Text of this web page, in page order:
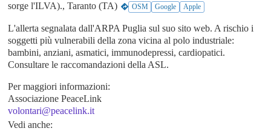
sorge l'ILVA)., Taranto (TA)
OSM Google Apple
L'allerta segnalata dall'ARPA Puglia sul suo sito web. A rischio i
soggetti più vulnerabili della zona vicina al polo industriale:
bambini, anziani, asmatici, immunodepressi, cardiopatici.
Consultare le raccomandazioni della ASL.
Per maggiori informazioni:
Associazione PeaceLink
volontari@peacelink.it
Vedi anche: